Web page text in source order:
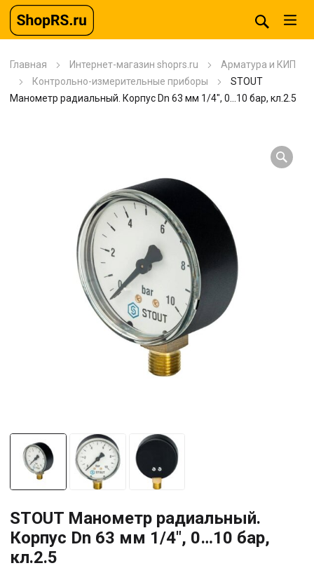
Главная Интернет-магазин shoprs.ru
Арматура и КИП
Контрольно-измерительные приборы
STOUT
Манометр радиальный. Корпус Dn 63 мм 1/4″, 0…10 бар, кл.2.5
STOUT Манометр радиальный.
Корпус Dn 63 мм 1/4″, 0…10 бар,
кл.2.5